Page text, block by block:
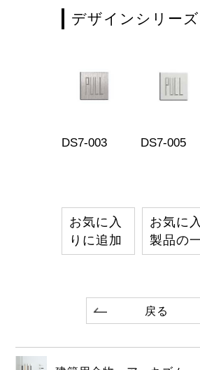
デザインシリーズ
DS7-003 DS7-005
お気に入
りに追加
お気に
製品の
戻る